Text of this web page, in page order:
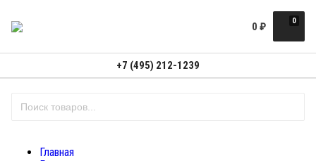
0
0 ₽
+7 (495) 212-1239
Главная